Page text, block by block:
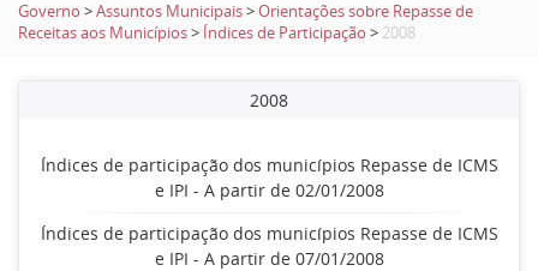
Governo >Assuntos Municipais>Orientações sobre Repasse de
Receitas aos Municípios> Índices de Participação > 2008
2008
Índices de participação dos municípios Repasse de ICMS
e IPI - A partir de 02/01/2008
Índices de participação dos municípios Repasse de ICMS
e IPI - A partir de 07/01/2008